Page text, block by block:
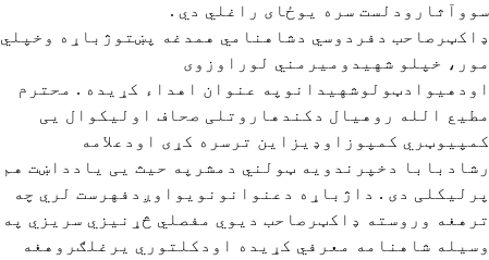
سووآثارودلست سره یوځای راغلي دي .
ډاکټرصاحب دفردوسي دشاهنامي همدغه پښتوژباړه وخپلي
مور، خپلو شهیدومیرمني لوراوزوی
اودهیوادټولوشهیدانوپه عنوان اهداء کړیده . محترم
مطیع الله روهیال دکندهاروتلی صحاف اولیکوال یی
کمپیوټري کمپوزاوډیزاین ترسره کړی اودعلامه
رشادبابا دخپرندویه ټولني دمشرپه حیث یی یادداښت هم
پرلیکلی دی . داژباړه دعنوانونویواوږدفهرست لري چه
ترهغه وروسته ډاکټرصاحب دیوي مفصلي څړنیزي سریزي په
وسیله شاهنامه معرفي کړیده اودکلتوري یرغلګروهغه